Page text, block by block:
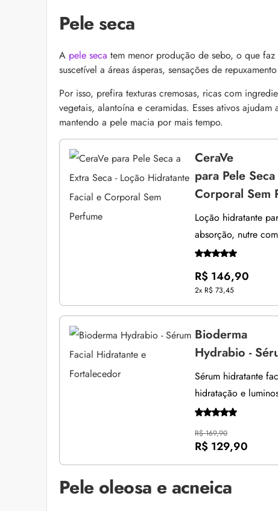
Pele seca
A pele seca tem menor produção de sebo, o que
suscetível a áreas ásperas, sensações de
Por isso, prefira texturas cremosas, ricas com
vegetais, alantoína e ceramidas. Esses ativos
mantendo a pele macia por mais tempo.
CeraVe
para Pele
Corporal Sem
Loção hidratante
absorção, nutre
R$ 146,90
2x R$ 73,45
Bioderma
Hydrabio -
Sérum hidratante
hidratação e
R$ 169,90
R$ 129,90
Pele oleosa e acneica
Bond Repair: o que é
reverte os danos do
Com proposta de
como Bond Repair
saiba como incluir a